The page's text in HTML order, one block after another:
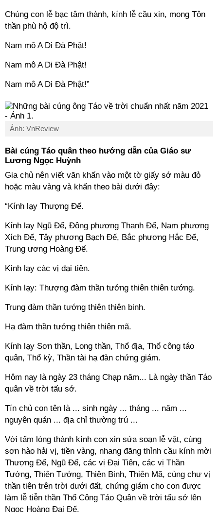
Chúng con lễ bạc tâm thành, kính lễ cầu xin, mong Tôn
thần phù hộ độ trì.
Nam mô A Di Đà Phật!
Nam mô A Di Đà Phật!
Nam mô A Di Đà Phật!”
Ảnh: VnReview
Bài cúng Táo quân theo hướng dẫn của Giáo sư
Lương Ngọc Huỳnh
Gia chủ nên viết văn khấn vào một tờ giấy sớ màu đỏ
hoặc màu vàng và khấn theo bài dưới đây:
“Kính lạy Thượng Đế.
Kính lạy Ngũ Đế, Đông phương Thanh Đế, Nam phương
Xích Đế, Tây phương Bạch Đế, Bắc phương Hắc Đế,
Trung ương Hoàng Đế.
Kính lạy các vị đại tiên.
Kính lạy: Thượng đàm thần tướng thiên thiên tướng.
Trung đàm thần tướng thiên thiên binh.
Hạ đàm thần tướng thiên thiên mã.
Kính lạy Sơn thần, Long thần, Thổ địa, Thổ công táo
quân, Thổ kỳ, Thần tài hạ đàn chứng giám.
Hôm nay là ngày 23 tháng Chạp năm... Là ngày thần Táo
quân về trời tấu sớ.
Tín chủ con tên là ... sinh ngày ... tháng ... năm ...
nguyên quán ... địa chỉ thường trú ...
Với tấm lòng thành kính con xin sửa soạn lễ vật, cùng
sơn hào hải vị, tiền vàng, nhang đăng thỉnh cầu kính mời
Thượng Đế, Ngũ Đế, các vị Đại Tiên, các vị Thần
Tướng, Thiên Tướng, Thiên Binh, Thiên Mã, cùng chư vị
thần tiên trên trời dưới đất, chứng giám cho con được
làm lễ tiễn thần Thổ Công Táo Quân về trời tấu sớ lên
Ngọc Hoàng Đại Đế.